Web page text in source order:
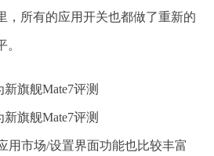
，所有的应用开关也都做了重新的
用市场/设置界面功能也比较丰富